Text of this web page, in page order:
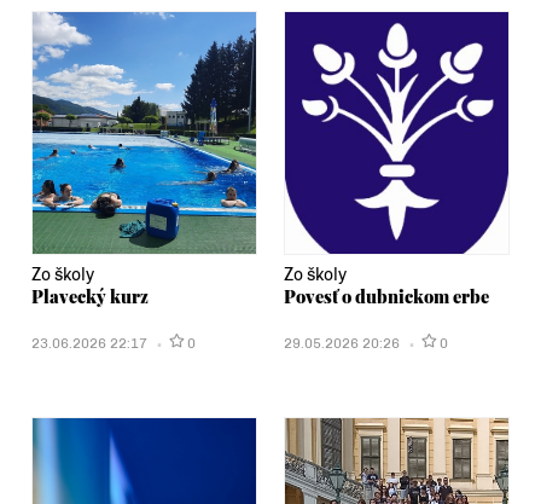
Zo školy
Plavecký kurz
23.06.2026 22:17 0
Zo školy
Povesť o dubnickom erbe
29.05.2026 20:26 0